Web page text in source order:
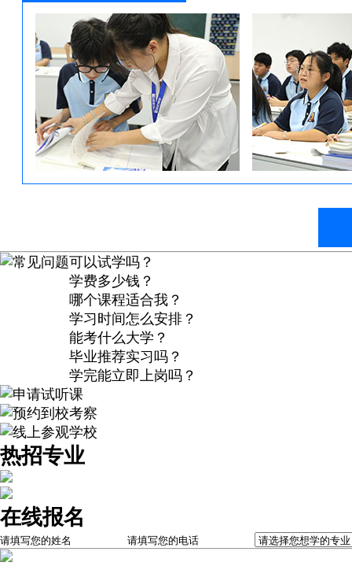
常见问题可以试学吗？
学费多少钱？
哪个课程适合我？
学习时间怎么安排？
能考什么大学？
毕业推荐实习吗？
学完能立即上岗吗？
申请试听课
预约到校考察
线上参观学校
热招专业
在线报名